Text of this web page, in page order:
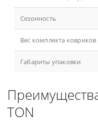
Сезонность
Вес комплекта ковриков
Габариты упаковки
TON